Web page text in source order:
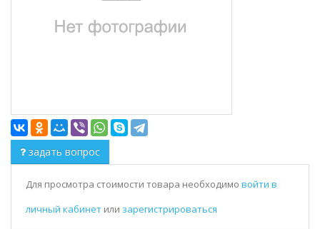
задать вопрос
Для просмотра стоимости товара необходимо войти в
личный кабинет или зарегистрироваться